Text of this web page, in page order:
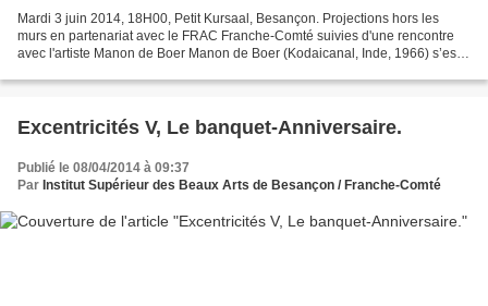
Mardi 3 juin 2014, 18H00, Petit Kursaal, Besançon. Projections hors les
murs en partenariat avec le FRAC Franche-Comté suivies d'une rencontre
avec l'artiste Manon de Boer Manon de Boer (Kodaicanal, Inde, 1966) s’est
Excentricités V, Le banquet-Anniversaire.
Publié le 08/04/2014 à 09:37
Par Institut Supérieur des Beaux Arts de Besançon / Franche-Comté